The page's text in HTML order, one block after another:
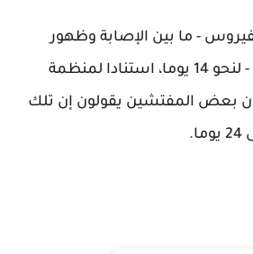
- ما بين الإصابة وظهور
المظاهر والاقترانات - لنحو 14 يوما، استنادا لمنظمة
أن بعض المفتشين يقولون إن تلك